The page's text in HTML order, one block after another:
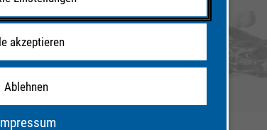
#Krisenmagement
#mikrobielle und
akzeptieren
Ablehnen